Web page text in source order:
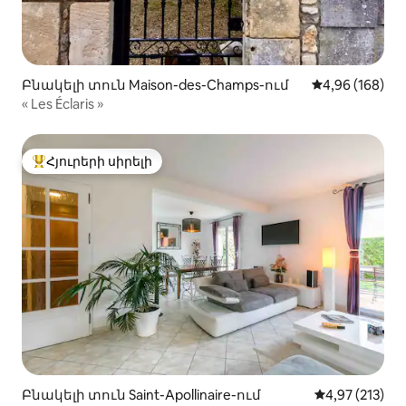
Բնակելի տուն Maison-des-Champs-ում Միջին
4,96 (168)
« Les Éclaris »
Հյուրերի սիրելի լավագույն տները
Հյուրերի սիրելի
Բնակելի տուն Saint-Apollinaire-ում Միջին
4,97 (213)